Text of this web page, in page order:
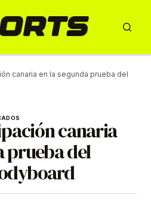
canaria en la segunda prueba del
canaria
prueba del